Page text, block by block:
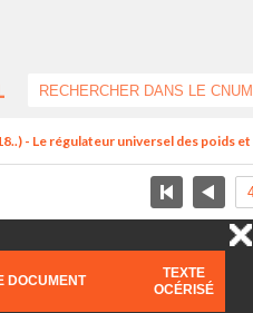
- Le régulateur universel des poids
DOCUMENT
TEXTE
OCÉRISÉ